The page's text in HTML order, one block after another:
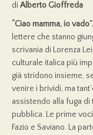
di Alberto Gioffreda
“Ciao mamma, io vado”.
lettere che stanno
scrivania di Lorenza
culturale italica più
già stridono insieme,
venire i brividi, ma
assistendo alla fuga
pubblica. Le prime
Fazio e Saviano. La